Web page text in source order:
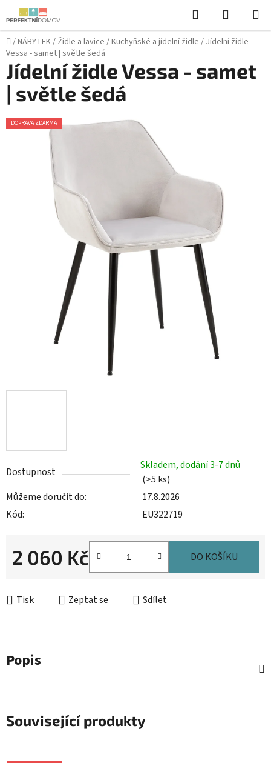
Přejít
na
obsah
Hledat
KOŠÍK
Domů
/NÁBYTEK/Židle a lavice/Kuchyňské a jídelní židle/ Jídelní židle
Vessa - samet | světle šedá
Dostupnost
Skladem, dodání 3-7 dnů
(>5 ks)
Můžeme doručit do:
17.8.2026
Kód:
EU322719
2 060 Kč DO KOŠÍKU
Tisk Zeptat se Sdílet
Jídelní židle Vessa - samet
| světle šedá
DOPRAVA ZDARMA
Popis
Související produkty